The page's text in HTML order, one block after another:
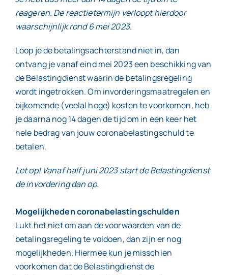
reageren. De reactietermijn verloopt hierdoor
waarschijnlijk rond 6 mei 2023.
Loop je de betalingsachterstand niet in, dan
ontvang je vanaf eind mei 2023 een beschikking van
de Belastingdienst waarin de betalingsregeling
wordt ingetrokken. Om invorderingsmaatregelen en
bijkomende (veelal hoge) kosten te voorkomen, heb
je daarna nog 14 dagen de tijd om in een keer het
hele bedrag van jouw coronabelastingschuld te
betalen.
Let op! Vanaf half juni 2023 start de Belastingdienst
de invordering dan op.
Mogelijkheden coronabelastingschulden
Lukt het niet om aan de voorwaarden van de
betalingsregeling te voldoen, dan zijn er nog
mogelijkheden. Hiermee kun je misschien
voorkomen dat de Belastingdienst de